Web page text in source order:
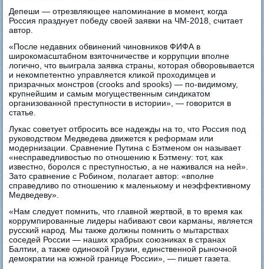
Депеши — отрезвляющее напоминание в момент, когда
Россия празднует победу своей заявки на ЧМ-2018, считает
автор.
«После недавних обвинений чиновников ФИФА в
широкомасштабном взяточничестве и коррупции вполне
логично, что выиграла заявка страны, которая обворовывается
и некомпетентно управляется кликой проходимцев и
призрачных монстров (crooks and spooks) — по-видимому,
крупнейшим и самым могущественным синдикатом
организованной преступности в истории», — говорится в
статье.
Лукас советует отбросить все надежды на то, что Россия под
руководством Медведева движется к реформам или
модернизации. Сравнение Путина с Бэтменом он называет
«несправедливостью по отношению к Бэтмену: тот, как
известно, боролся с преступностью, а не наживался на ней».
Зато сравнение с Робином, полагает автор: «вполне
справедливо по отношению к маленькому и неэффективному
Медведеву».
«Нам следует помнить, что главной жертвой, в то время как
коррумпированные лидеры набивают свои карманы, является
русский народ. Мы также должны помнить о мытарствах
соседей России — наших храбрых союзниках в странах
Балтии, а также одинокой Грузии, единственной рыночной
демократии на южной границе России», — пишет газета.